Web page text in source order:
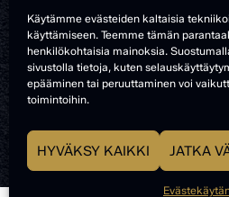
Käytämme evästeiden kaltaisia
käyttämiseen. Teemme tämän
henkilökohtaisia mainoksia.
sivustolla tietoja, kuten
epääminen tai peruuttaminen voi
toimintoihin.
HYVÄKSY KAIKKI JATKA